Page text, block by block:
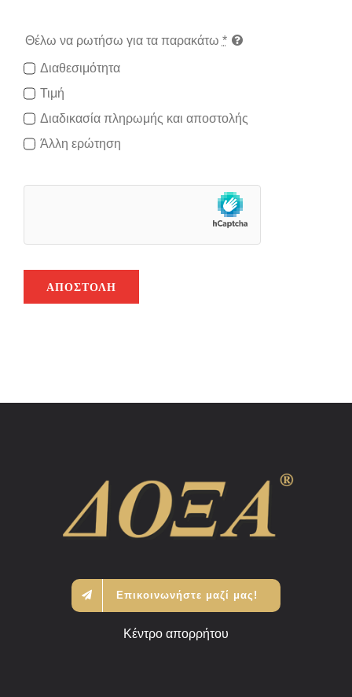
Θέλω να ρωτήσω για τα παρακάτω *
Διαθεσιμότητα
Τιμή
Διαδικασία πληρωμής και αποστολής
Άλλη ερώτηση
ΑΠΟΣΤΟΛΉ
Επικοινωνήστε μαζί μας!
Κέντρο απορρήτου